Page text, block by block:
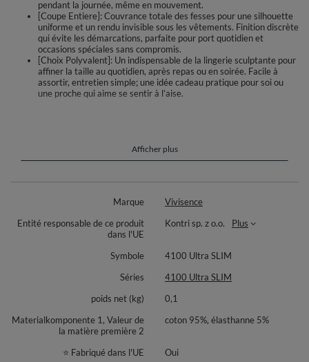
pendant la journée, même en mouvement.
[Coupe Entiere]: Couvrance totale des fesses pour une silhouette
uniforme et un rendu invisible sous les vêtements. Finition discrète
qui évite les démarcations, parfaite pour port quotidien et
occasions spéciales sans compromis.
[Choix Polyvalent]: Un indispensable de la lingerie sculptante pour
affiner la taille au quotidien, après repas ou en soirée. Facile à
assortir, entretien simple; une idée cadeau pratique pour soi ou
une proche qui aime se sentir à l’aise.
au quotidien. Le gousset en coton augmente la sensation de fraîcheur et
le confort au port prolongé. La coupe entière assure un rendu discret sous
les sorties, elle aide à obtenir un effet ventre plat et une silhouette
Taille haute et couvrance complète
Gousset en coton pour le confort et l’hygiène
Partie inférieure coton: 95% coton, 5% élasthanne
Afficher plus
Marque
Vivisence
Entité responsable de ce produit
dans l'UE
Kontri sp. z o.o. Plus
Symbole
4100 Ultra SLIM
Séries
4100 Ultra SLIM
poids net (kg)
0,1
Materialkomponente 1, Valeur de
la matière première 2
coton 95%, élasthanne 5%
⭐ Fabriqué dans l'UE
Oui